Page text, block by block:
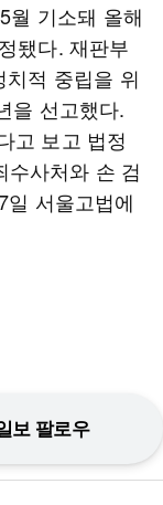
월 기소돼 올해
됐다. 재판부
치적 중립을 위
을 선고했다.
고 보고 법정
수사처와 손 검
서울고법에
보 팔로우